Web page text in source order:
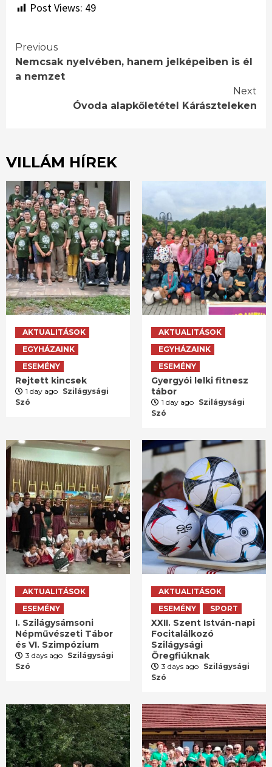
Post Views: 49
Continue
Reading
Previous
Nemcsak nyelvében, hanem jelképeiben is él
a nemzet
Next
Óvoda alapkőletétel Kárászteleken
VILLÁM HÍREK
AKTUALITÁSOK
EGYHÁZAINK
ESEMÉNY
Rejtett kincsek
1 day ago Szilágysági
Szó
AKTUALITÁSOK
EGYHÁZAINK
ESEMÉNY
Gyergyói lelki fitnesz
tábor
1 day ago Szilágysági
Szó
AKTUALITÁSOK
ESEMÉNY
I. Szilágysámsoni
Népművészeti Tábor
és VI. Szimpózium
3 days ago Szilágysági
Szó
AKTUALITÁSOK
ESEMÉNY
SPORT
XXII. Szent István-napi
Focitalálkozó
Szilágysági
Öregfiúknak
3 days ago Szilágysági
Szó